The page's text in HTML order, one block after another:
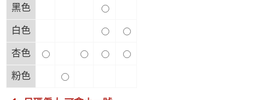
黑色
白色
杏色
粉色